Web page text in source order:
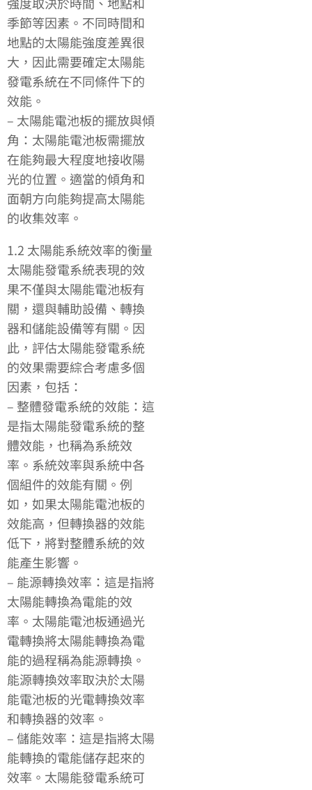
季節等因素。不同時間和
地點的太陽能強度差異很
大，因此需要確定太陽能
發電系統在不同條件下的
效能。
– 太陽能電池板的擺放與傾
角：太陽能電池板需擺放
在能夠最大程度地接收陽
光的位置。適當的傾角和
面朝方向能夠提高太陽能
的收集效率。
1.2 太陽能系統效率的衡量
太陽能發電系統表現的效
果不僅與太陽能電池板有
關，還與輔助設備、轉換
器和儲能設備等有關。因
此，評估太陽能發電系統
的效果需要綜合考慮多個
因素，包括：
– 整體發電系統的效能：這
是指太陽能發電系統的整
體效能，也稱為系統效
率。系統效率與系統中各
個組件的效能有關。例
如，如果太陽能電池板的
效能高，但轉換器的效能
低下，將對整體系統的效
能產生影響。
– 能源轉換效率：這是指將
太陽能轉換為電能的效
率。太陽能電池板通過光
電轉換將太陽能轉換為電
能的過程稱為能源轉換。
能源轉換效率取決於太陽
能電池板的光電轉換效率
和轉換器的效率。
– 儲能效率：這是指將太陽
能轉換的電能儲存起來的
效率。太陽能發電系統可